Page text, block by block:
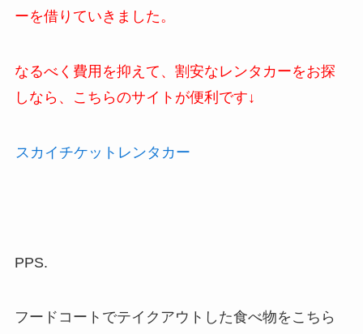
ーを借りていきました。
なるべく費用を抑えて、割安なレンタカーをお探
しなら、こちらのサイトが便利です↓
スカイチケットレンタカー
PPS.
フードコートでテイクアウトした食べ物をこちら